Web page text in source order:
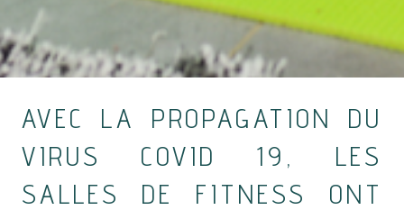
AVEC LA PROPAGATION DU
VIRUS COVID 19, LES
SALLES DE FITNESS ONT